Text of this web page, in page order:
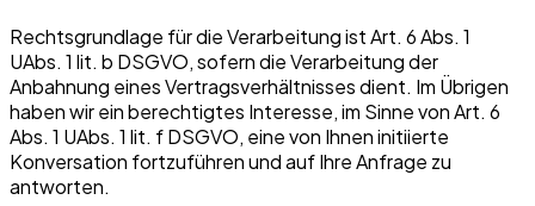
Rechtsgrundlage für die Verarbeitung ist Art. 6 Abs. 1
UAbs. 1 lit. b DSGVO, sofern die Verarbeitung der
Anbahnung eines Vertragsverhältnisses dient. Im Übrigen
haben wir ein berechtigtes Interesse, im Sinne von Art. 6
Abs. 1 UAbs. 1 lit. f DSGVO, eine von Ihnen initiierte
Konversation fortzuführen und auf Ihre Anfrage zu
antworten.